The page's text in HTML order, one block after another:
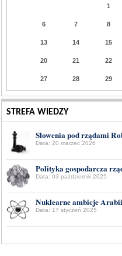
1
6 7 8
13 14 15
20 21 22
27 28 29
STREFA WIEDZY
Słowenia pod rządami
Data: 20 marzec 2026
Polityka gospodarcza
Data: 03 październik 2025
Nuklearne ambicje
Data: 17 styczeń 2025